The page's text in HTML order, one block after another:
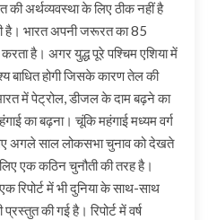
की अर्थव्यवस्था के लिए ठीक नहीं है
है। भारत अपनी जरूरत का 85
है। अगर युद्ध पूरे पश्चिम एशिया में
बाधित होगी जिसके कारण तेल की
में पेट्रोल, डीजल के दाम बढ़ने का
का बढ़ना। चूंकि महंगाई मध्यम वर्ग
अगले साल लोकसभा चुनाव को देखते
एक कठिन चुनौती की तरह है।
रिपोर्ट में भी दुनिया के साथ-साथ
की गई है। रिपोर्ट में वर्ष